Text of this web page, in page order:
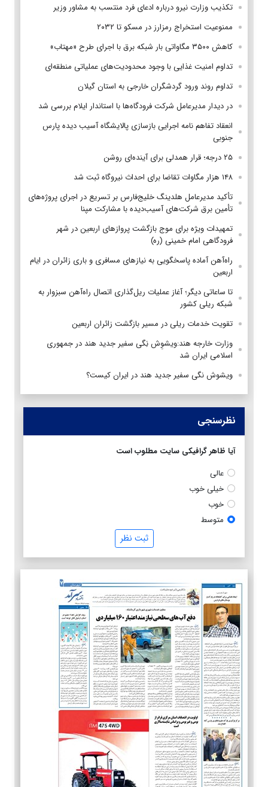
تکذیب وزارت نیرو درباره ادعای فرد منتسب به مشاور وزیر
ممنوعیت استخراج رمزارز در مسکو تا ۲۰۳۲
کاهش ۳۵۰۰ مگاواتی بار شبکه برق با اجرای طرح «مهتاب»
تداوم امنیت غذایی با وجود محدودیت‌های عملیاتی منطقه‌ای
تداوم روند ورود گردشگران خارجی به استان گیلان
در دیدار مدیرعامل شرکت فرودگاه‌ها با استاندار ایلام بررسی شد
انعقاد تفاهم نامه اجرایی بازسازی پالایشگاه آسیب دیده پارس
جنوبی
۲۵ درجه؛ قرار همدلی برای آینده‌ای روشن
۱۴۸ هزار مگاوات تقاضا برای احداث نیروگاه ثبت شد
تأکید مدیرعامل هلدینگ خلیج‌فارس بر تسریع در اجرای پروژه‌های
تأمین برق شرکت‌های آسیب‌دیده با مشارکت مپنا
تمهیدات ویژه برای موج بازگشت پروازهای اربعین در شهر
فرودگاهی امام خمینی (ره)
راه‌آهن آماده پاسخگویی به نیازهای مسافری و باری زائران در ایام
اربعین
تا ساعاتی دیگر؛ آغاز عملیات ریل‌گذاری اتصال راه‌آهن سبزوار به
شبکه ریلی کشور
تقویت خدمات ریلی در مسیر بازگشت زائران اربعین
وزارت خارجه هند:ویشوِش نِگی سفیر جدید هند در جمهوری
اسلامی ایران شد
ویشوش نگی سفیر جدید هند در ایران کیست؟
نظرسنجی
آیا ظاهر گرافیکی سایت مطلوب است
عالی
خیلی خوب
خوب
متوسط
ثبت نظر